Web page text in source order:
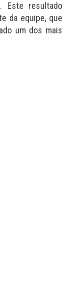
Este resultado
da equipe, que
um dos mais